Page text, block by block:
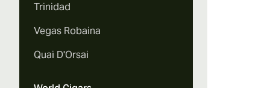
Trinidad
Vegas Robaina
Quai D'Orsai